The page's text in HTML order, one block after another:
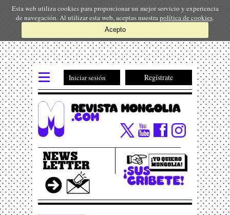
Esta web utiliza cookies para proporcionar un mejor servicio y experiencia
de navegación. Al utilizar esta web, aceptas nuestra política de cookies.
Acepto
Iniciar sesión Regístrate